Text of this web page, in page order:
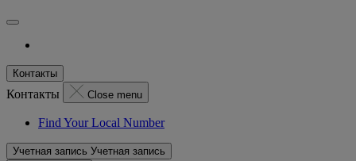
Контакты
Контакты Close menu
Find Your Local Number
Учетная запись Учетная запись